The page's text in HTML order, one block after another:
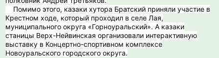
Помимо этого, казаки хутора Братский приняли участие в
Крестном ходе, который проходил в селе Лая,
муниципального округа «Горноуральский». А казаки
станицы Верх-Нейвинская организовали интерактивную
выставку в Концертно-спортивном комплексе
Новоуральского городского округа.